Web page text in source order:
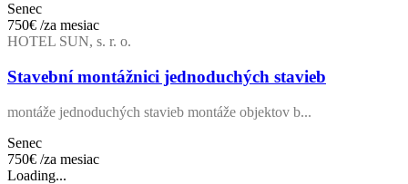
Senec
750€ /za mesiac
HOTEL SUN, s. r. o.
Stavební montážnici jednoduchých stavieb
montáže jednoduchých stavieb montáže objektov b...
Senec
750€ /za mesiac
Loading...